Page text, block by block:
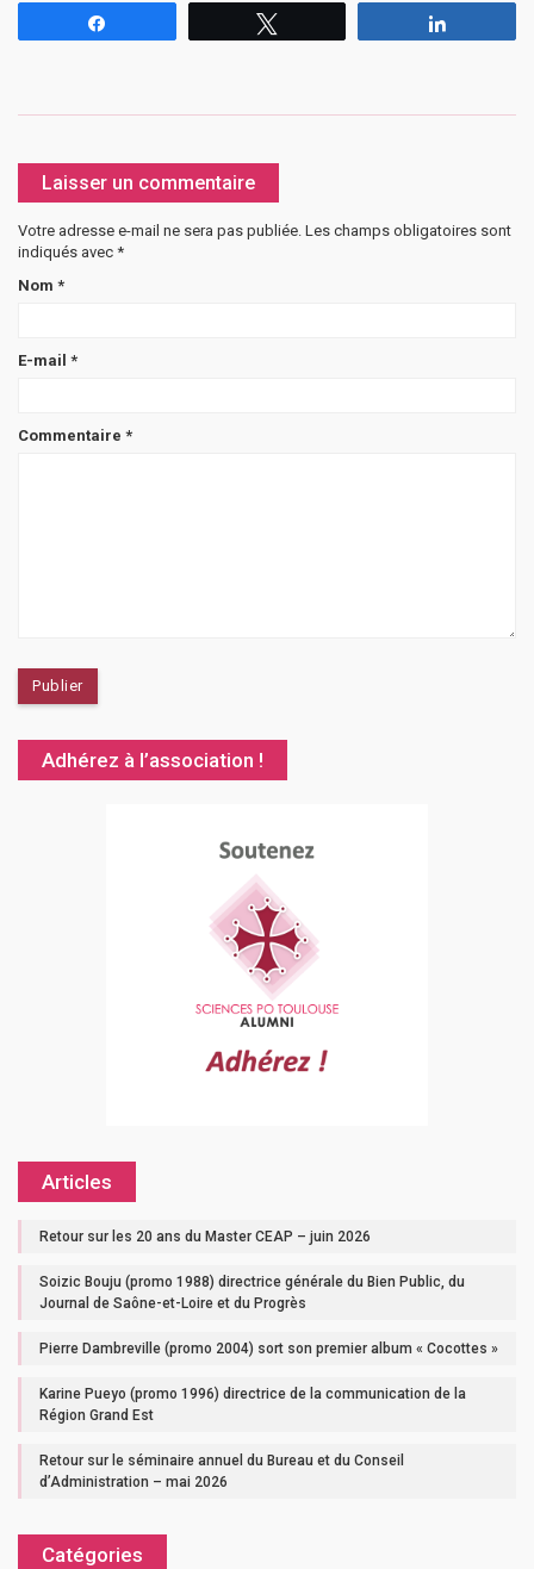
Laisser un commentaire
Votre adresse e-mail ne sera pas publiée. Les champs obligatoires sont
indiqués avec *
Nom *
E-mail *
Commentaire *
Adhérez à l’association !
Articles
Retour sur les 20 ans du Master CEAP – juin 2026
Soizic Bouju (promo 1988) directrice générale du Bien Public, du
Journal de Saône-et-Loire et du Progrès
Pierre Dambreville (promo 2004) sort son premier album « Cocottes »
Karine Pueyo (promo 1996) directrice de la communication de la
Région Grand Est
Retour sur le séminaire annuel du Bureau et du Conseil
d’Administration – mai 2026
Catégories